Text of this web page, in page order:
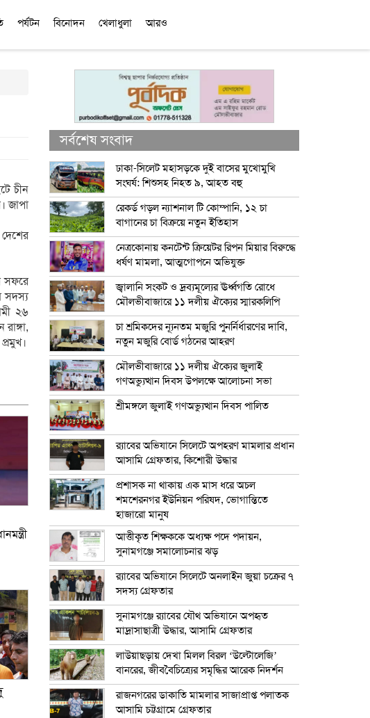
পর্যটন বিনোদন খেলাধুলা আরও
চীন
জাপা
সফরে
সদস্য
২৬
সর্বশেষ সংবাদ
ঢাকা-সিলেট মহাসড়কে দুই বাসের মুখোমুখি
সংঘর্ষ: শিশুসহ নিহত ৯, আহত বহু
রেকর্ড গড়ল ন্যাশনাল টি কোম্পানি, ১২ চা
বাগানের চা বিক্রয়ে নতুন ইতিহাস
নেত্রকোনায় কনটেন্ট ক্রিয়েটর রিপন মিয়ার বিরুদ্ধে
ধর্ষণ মামলা, আত্মগোপনে অভিযুক্ত
জ্বালানি সংকট ও দ্রব্যমূল্যের ঊর্ধ্বগতি রোধে
মৌলভীবাজারে ১১ দলীয় ঐক্যের স্মারকলিপি
চা শ্রমিকদের ন্যূনতম মজুরি পুনর্নির্ধারণের দাবি,
নতুন মজুরি বোর্ড গঠনের আহরণ
মৌলভীবাজারে ১১ দলীয় ঐক্যের জুলাই
গণঅভ্যুত্থান দিবস উপলক্ষে আলোচনা সভা
শ্রীমঙ্গলে জুলাই গণঅভ্যুত্থান দিবস পালিত
র‍্যাবের অভিযানে সিলেটে অপহরণ মামলার প্রধান
আসামি গ্রেফতার, কিশোরী উদ্ধার
প্রশাসক না থাকায় এক মাস ধরে অচল
শমশেরনগর ইউনিয়ন পরিষদ, ভোগান্তিতে
হাজারো মানুষ
আত্তীকৃত শিক্ষককে অধ্যক্ষ পদে পদায়ন,
সুনামগঞ্জে সমালোচনার ঝড়
র‍্যাবের অভিযানে সিলেটে অনলাইন জুয়া চক্রের ৭
সদস্য গ্রেফতার
সুনামগঞ্জে র‍্যাবের যৌথ অভিযানে অপহৃত
মাদ্রাসাছাত্রী উদ্ধার, আসামি গ্রেফতার
লাউয়াছড়ায় দেখা মিলল বিরল ‘উল্টোলেজি’
বানরের, জীববৈচিত্র্যের সমৃদ্ধির আরেক নিদর্শন
রাজনগরের ডাকাতি মামলার সাজাপ্রাপ্ত পলাতক
আসামি চট্টগ্রামে গ্রেফতার